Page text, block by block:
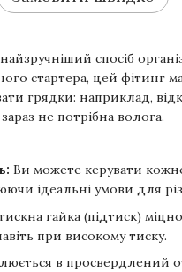
спосіб
стартера, цей фітинг
грядки: наприклад,
не потрібна волога.
Ви можете керувати
ідеальні умови для
гайка (підтиск)
при високому тиску.
в просвердлений